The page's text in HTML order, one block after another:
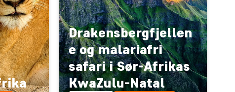
Drakensbergfjellen
e og malariafri
safari i Sør-Afrikas
KwaZulu-Natal